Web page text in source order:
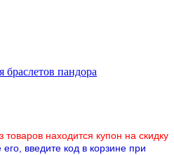
браслетов пандора
находится купон на скидку
введите код в корзине при